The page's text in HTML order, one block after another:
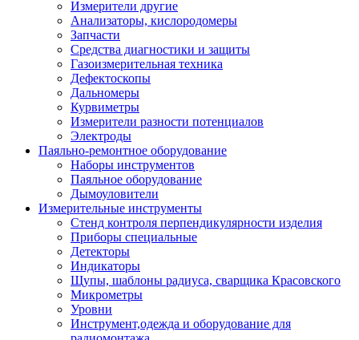
Измерители другие
Анализаторы, кислородомеры
Запчасти
Средства диагностики и защиты
Газоизмерительная техника
Дефектоскопы
Дальномеры
Курвиметры
Измерители разности потенциалов
Электроды
Паяльно-ремонтное оборудование
Наборы инструментов
Паяльное оборудование
Дымоуловители
Измерительные инструменты
Стенд контроля перпендикулярности изделия
Приборы специальные
Детекторы
Индикаторы
Щупы, шаблоны радиуса, сварщика Красовского
Микрометры
Уровни
Инструмент,одежда и оборудование для